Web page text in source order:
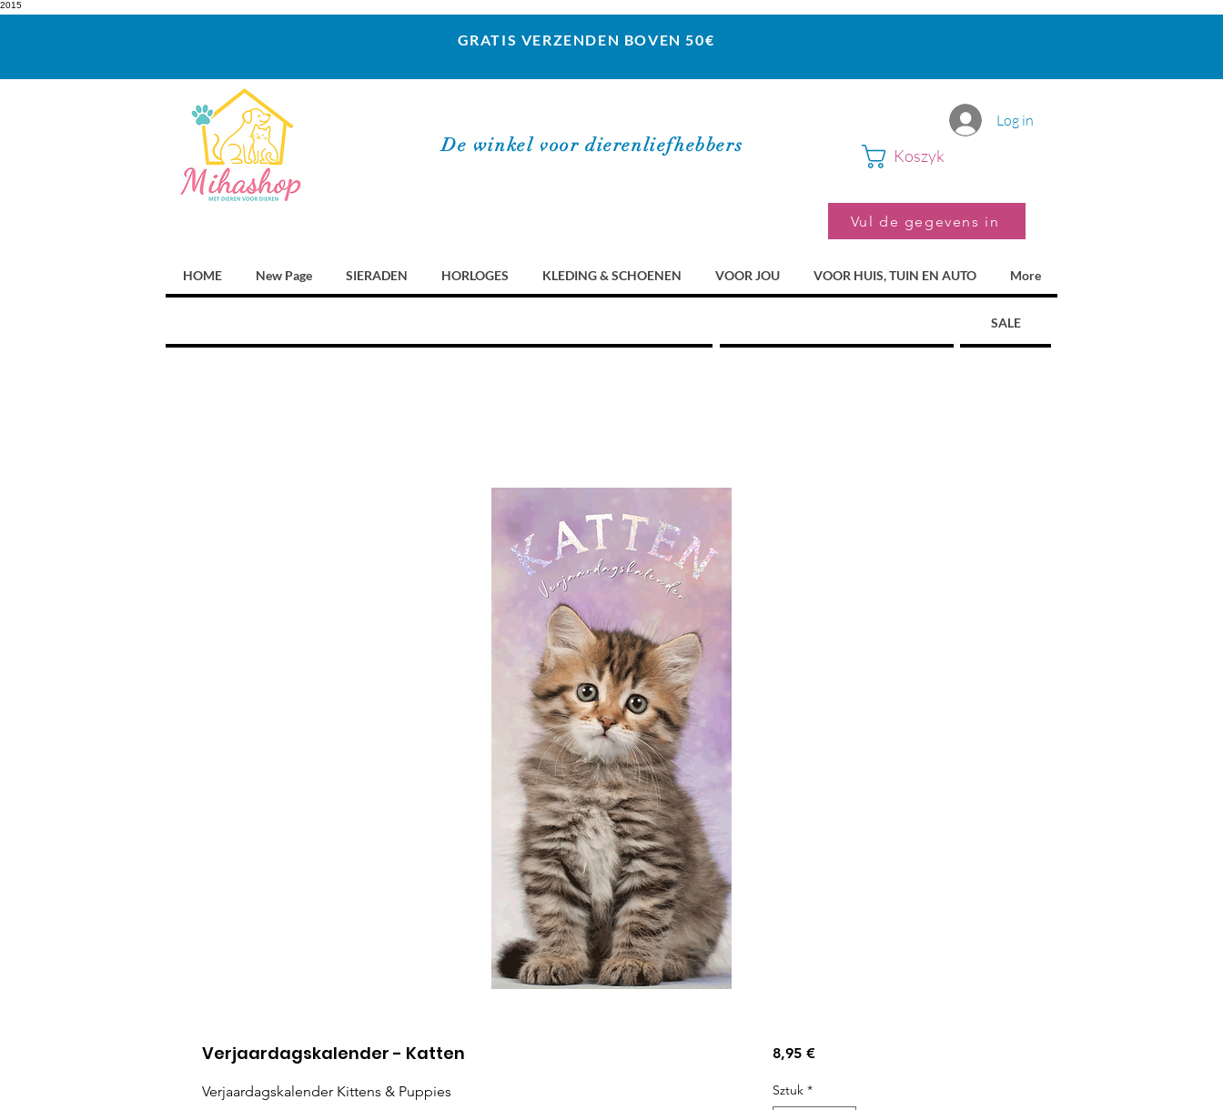
2015
GRATIS VERZENDEN BOVEN 50€
De winkel voor dierenliefhebbers
Log in
Koszyk
Vul de gegevens in
HOME New Page SIERADEN HORLOGES KLEDING & SCHOENEN VOOR JOU VOOR HUIS, TUIN EN AUTO More
SALE
Verjaardagskalender - Katten
Verjaardagskalender Kittens & Puppies
8,95 €Cena
Sztuk *